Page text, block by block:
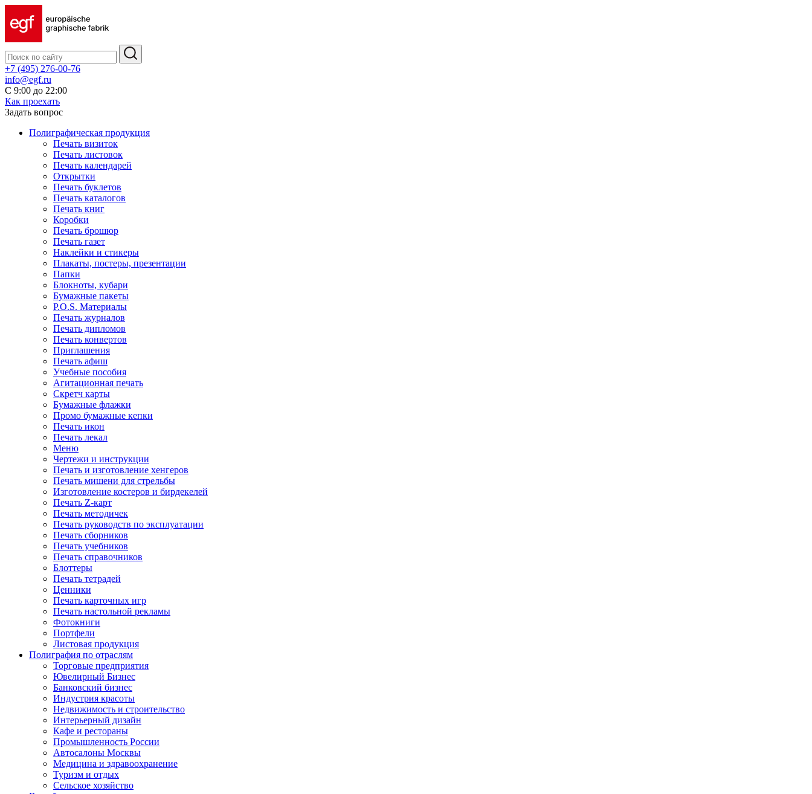
+7 (495) 276-00-76
info@egf.ru
С 9:00 до 22:00
Как проехать
Задать вопрос
Полиграфическая продукция
Печать визиток
Печать листовок
Печать календарей
Открытки
Печать буклетов
Печать каталогов
Печать книг
Коробки
Печать брошюр
Печать газет
Наклейки и стикеры
Плакаты, постеры, презентации
Папки
Блокноты, кубари
Бумажные пакеты
P.O.S. Материалы
Печать журналов
Печать дипломов
Печать конвертов
Приглашения
Печать афиш
Учебные пособия
Агитационная печать
Скретч карты
Бумажные флажки
Промо бумажные кепки
Печать икон
Печать лекал
Меню
Чертежи и инструкции
Печать и изготовление хенгеров
Печать мишени для стрельбы
Изготовление костеров и бирдекелей
Печать Z-карт
Печать методичек
Печать руководств по эксплуатации
Печать сборников
Печать учебников
Печать справочников
Блоттеры
Печать тетрадей
Ценники
Печать карточных игр
Печать настольной рекламы
Фотокниги
Портфели
Листовая продукция
Полиграфия по отраслям
Торговые предприятия
Ювелирный Бизнес
Банковский бизнес
Индустрия красоты
Недвижимость и строительство
Интерьерный дизайн
Кафе и рестораны
Промышленность России
Автосалоны Москвы
Медицина и здравоохранение
Туризм и отдых
Сельское хозяйство